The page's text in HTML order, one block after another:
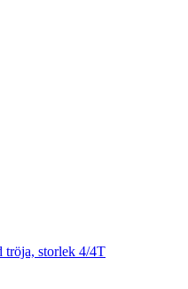
tröja, storlek 4/4T